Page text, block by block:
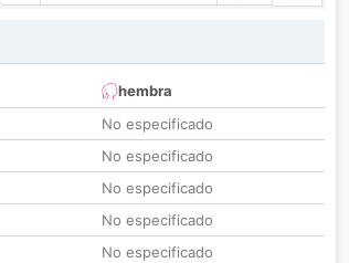
hembra
No especificado
No especificado
No especificado
No especificado
No especificado